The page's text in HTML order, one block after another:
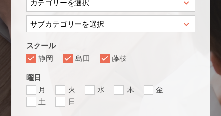
スクール
静岡
島田 藤枝
曜日
月
火 水 木
金
土
日